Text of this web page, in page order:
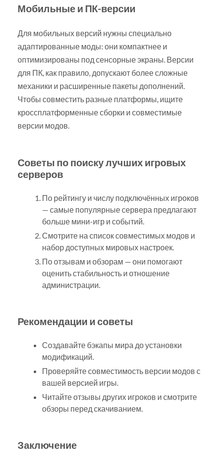
Мобильные и ПК-версии
Для мобильных версий нужны специально
адаптированные моды: они компактнее и
оптимизированы под сенсорные экраны. Версии
для ПК, как правило, допускают более сложные
механики и расширенные пакеты дополнений.
Чтобы совместить разные платформы, ищите
кроссплатформенные сборки и совместимые
версии модов.
Советы по поиску лучших игровых
серверов
По рейтингу и числу подключённых игроков
— самые популярные сервера предлагают
больше мини-игр и событий.
Смотрите на список совместимых модов и
набор доступных мировых настроек.
По отзывам и обзорам — они помогают
оценить стабильность и отношение
администрации.
Рекомендации и советы
Создавайте бэкапы мира до установки
модификаций.
Проверяйте совместимость версии модов с
вашей версией игры.
Читайте отзывы других игроков и смотрите
обзоры перед скачиванием.
Заключение